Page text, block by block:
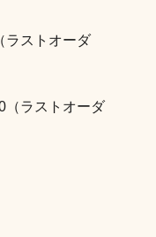
ラストオーダ
（ラストオーダ